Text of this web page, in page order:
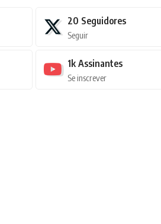
20 Seguidores
Seguir
1k Assinantes
Se inscrever